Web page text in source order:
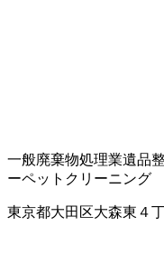
一般廃棄物処理業遺品
ーペットクリーニング
東京都大田区大森東４